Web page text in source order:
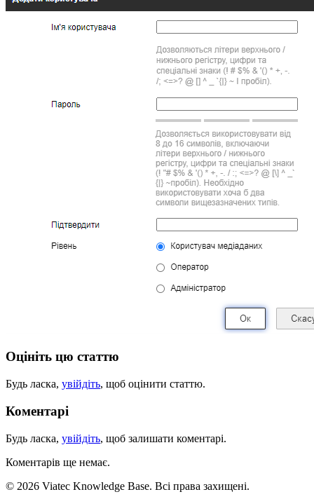
Оцініть цю статтю
Будь ласка, увійдіть, щоб оцінити статтю.
Коментарі
Будь ласка, увійдіть, щоб залишати коментарі.
Коментарів ще немає.
© 2026 Viatec Knowledge Base. Всі права захищені.